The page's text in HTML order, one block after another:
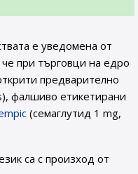
е уведомена от
при търговци на едро
предварително
фалшиво етикетирани
(семаглутид 1 mg,
са с произход от